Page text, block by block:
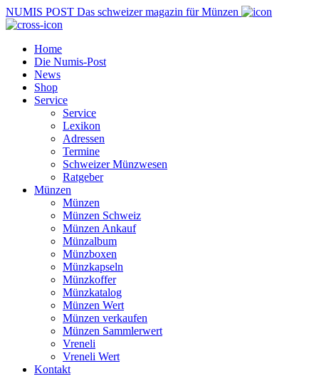
NUMIS POST Das schweizer magazin für Münzen
Home
Die Numis-Post
News
Shop
Service
Service
Lexikon
Adressen
Termine
Schweizer Münzwesen
Ratgeber
Münzen
Münzen
Münzen Schweiz
Münzen Ankauf
Münzalbum
Münzboxen
Münzkapseln
Münzkoffer
Münzkatalog
Münzen Wert
Münzen verkaufen
Münzen Sammlerwert
Vreneli
Vreneli Wert
Kontakt